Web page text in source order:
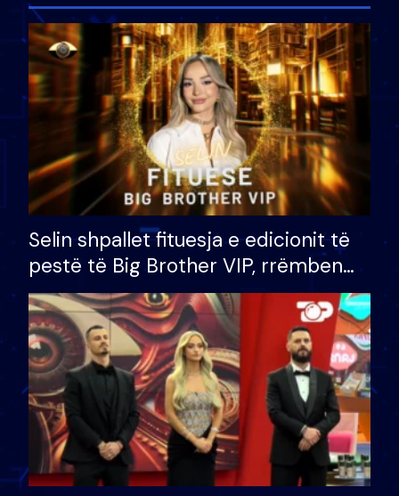
Selin shpallet fituesja e edicionit të
pestë të Big Brother VIP, rrëmben
çmimin e madh prej 100 mijë eurosh